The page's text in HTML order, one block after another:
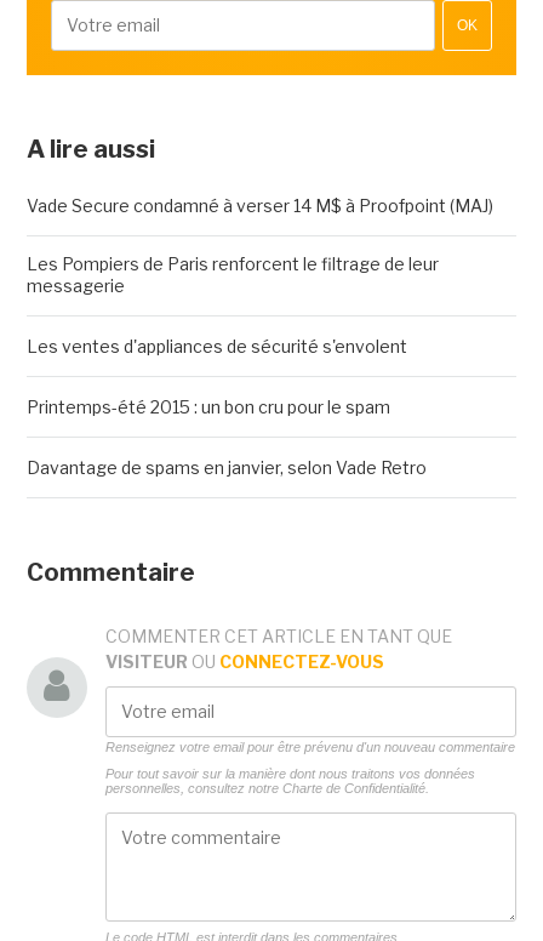
OK
A lire aussi
Vade Secure condamné à verser 14 M$ à Proofpoint (MAJ)
Les Pompiers de Paris renforcent le filtrage de leur
messagerie
Les ventes d'appliances de sécurité s'envolent
Printemps-été 2015 : un bon cru pour le spam
Davantage de spams en janvier, selon Vade Retro
Commentaire
COMMENTER CET ARTICLE EN TANT QUE
VISITEUR OU CONNECTEZ-VOUS
Renseignez votre email pour être prévenu d'un nouveau commentaire
Pour tout savoir sur la manière dont nous traitons vos données
personnelles, consultez notre Charte de Confidentialité.
Le code HTML est interdit dans les commentaires